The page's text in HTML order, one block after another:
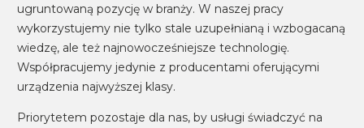
ugruntowaną pozycję w branży. W naszej pracy
wykorzystujemy nie tylko stale uzupełnianą i wzbogacaną
wiedzę, ale też najnowocześniejsze technologię.
Współpracujemy jedynie z producentami oferującymi
urządzenia najwyższej klasy.
Priorytetem pozostaje dla nas, by usługi świadczyć na